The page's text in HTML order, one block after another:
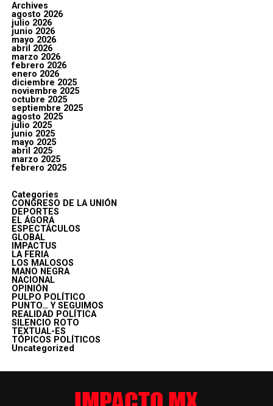
Archives
agosto 2026
julio 2026
junio 2026
mayo 2026
abril 2026
marzo 2026
febrero 2026
enero 2026
diciembre 2025
noviembre 2025
octubre 2025
septiembre 2025
agosto 2025
julio 2025
junio 2025
mayo 2025
abril 2025
marzo 2025
febrero 2025
Categories
CONGRESO DE LA UNIÓN
DEPORTES
EL ÁGORA
ESPECTÁCULOS
GLOBAL
IMPACTUS
LA FERIA
LOS MALOSOS
MANO NEGRA
NACIONAL
OPINIÓN
PULPO POLÍTICO
PUNTO… Y SEGUIMOS
REALIDAD POLÍTICA
SILENCIO ROTO
TEXTUAL-ES
TÓPICOS POLÍTICOS
Uncategorized